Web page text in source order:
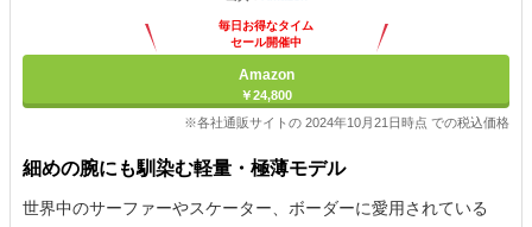
毎日お得なタイム
セール開催中
Amazon
￥24,800
※各社通販サイトの 2024年10月21日時点 での税込価格
細めの腕にも馴染む軽量・極薄モデル
世界中のサーファーやスケーター、ボーダーに愛用されている